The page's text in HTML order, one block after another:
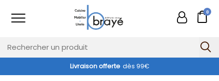
0
Livraison offerte dès 99€